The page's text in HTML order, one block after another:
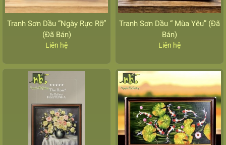
Tranh Sơn Dầu “Ngày Rực Rỡ”
(Đã Bán)
Liên hệ
Tranh Sơn Dầu “ Mùa Yêu” (Đã
Bán)
Liên hệ